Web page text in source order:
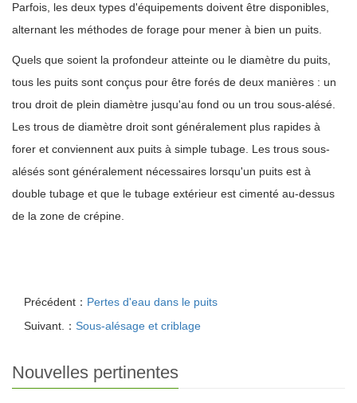
Parfois, les deux types d'équipements doivent être disponibles,
alternant les méthodes de forage pour mener à bien un puits.
Quels que soient la profondeur atteinte ou le diamètre du puits,
tous les puits sont conçus pour être forés de deux manières : un
trou droit de plein diamètre jusqu'au fond ou un trou sous-alésé.
Les trous de diamètre droit sont généralement plus rapides à
forer et conviennent aux puits à simple tubage. Les trous sous-
alésés sont généralement nécessaires lorsqu'un puits est à
double tubage et que le tubage extérieur est cimenté au-dessus
de la zone de crépine.
Précédent： Pertes d'eau dans le puits
Suivant.： Sous-alésage et criblage
Nouvelles pertinentes